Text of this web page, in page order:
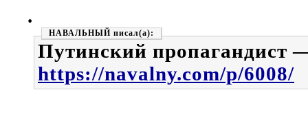
.
НАВАЛЬНЫЙ
Путинский пропагандист
https://navalny.com/p/6008/